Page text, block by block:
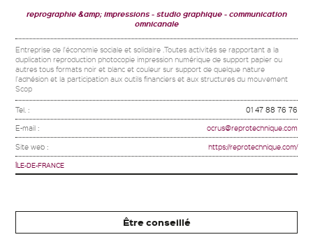
reprographie &amp; impressions studio graphique
communication
omnicanale
Entreprise de l'économie sociale et solidaire .Toutes activités se rapportant a la
duplication reproduction photocopie impression numérique de support papier ou
autres tous formats noir et blanc et couleur sur support de quelque nature
l'adhésion et la participation aux outils financiers et aux structures du mouvement
Scop
Tel. : 01 47 88 76 76
E-mail : ocrus@reprotechnique.com
Site web : https://reprotechnique.com/
ÎLE-DE-FRANCE
Être conseillé